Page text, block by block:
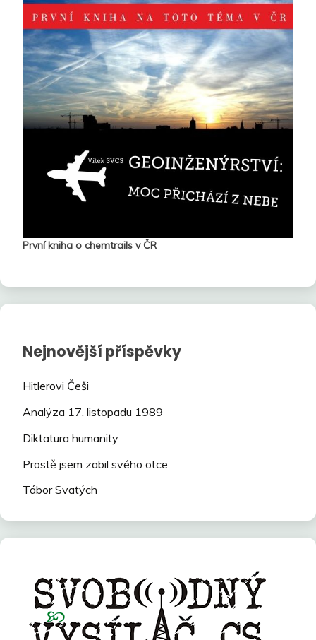
První kniha o chemtrails v ČR
Nejnovější příspěvky
Hitlerovi Češi
Analýza 17. listopadu 1989
Diktatura humanity
Prostě jsem zabil svého otce
Tábor Svatých